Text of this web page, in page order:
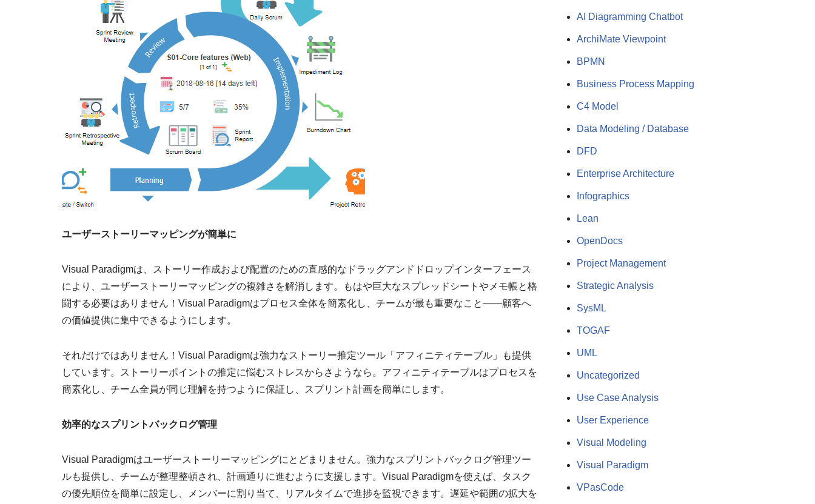
ユーザーストーリーマッピングが簡単に
Visual Paradigmは、ストーリー作成および配置のための直感的なドラッグアンドドロップインターフェース
により、ユーザーストーリーマッピングの複雑さを解消します。もはや巨大なスプレッドシートやメモ帳と格
闘する必要はありません！Visual Paradigmはプロセス全体を簡素化し、チームが最も重要なこと――顧客へ
の価値提供に集中できるようにします。
それだけではありません！Visual Paradigmは強力なストーリー推定ツール「アフィニティテーブル」も提供
しています。ストーリーポイントの推定に悩むストレスからさようなら。アフィニティテーブルはプロセスを
簡素化し、チーム全員が同じ理解を持つように保証し、スプリント計画を簡単にします。
効率的なスプリントバックログ管理
Visual Paradigmはユーザーストーリーマッピングにとどまりません。強力なスプリントバックログ管理ツー
ルも提供し、チームが整理整頓され、計画通りに進むように支援します。Visual Paradigmを使えば、タスク
の優先順位を簡単に設定し、メンバーに割り当て、リアルタイムで進捗を監視できます。遅延や範囲の拡大を
AI Diagramming Chatbot
ArchiMate Viewpoint
BPMN
Business Process Mapping
C4 Model
Data Modeling / Database
DFD
Enterprise Architecture
Infographics
Lean
OpenDocs
Project Management
Strategic Analysis
SysML
TOGAF
UML
Uncategorized
Use Case Analysis
User Experience
Visual Modeling
Visual Paradigm
VPasCode